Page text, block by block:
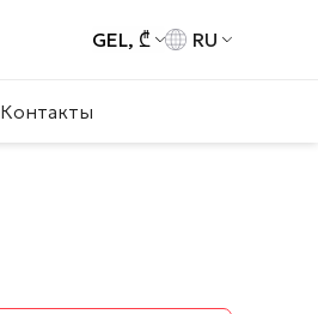
GEL, ₾ RU
Контакты